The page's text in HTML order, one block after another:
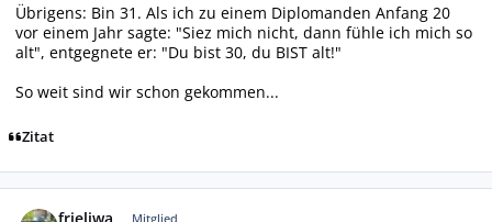
Übrigens: Bin 31. Als ich zu einem Diplomanden Anfang 20
vor einem Jahr sagte: "Siez mich nicht, dann fühle ich mich so
alt", entgegnete er: "Du bist 30, du BIST alt!"
So weit sind wir schon gekommen...
Zitat
Mitglied